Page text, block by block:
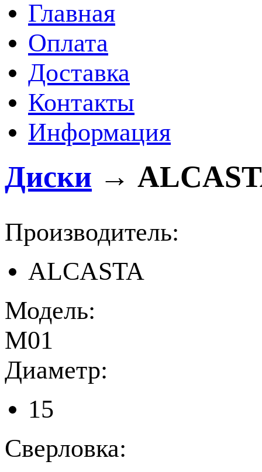
Главная
Оплата
Доставка
Контакты
Информация
Диски →
Производитель:
ALCASTA
Модель:
М01
Диаметр:
15
Сверловка: